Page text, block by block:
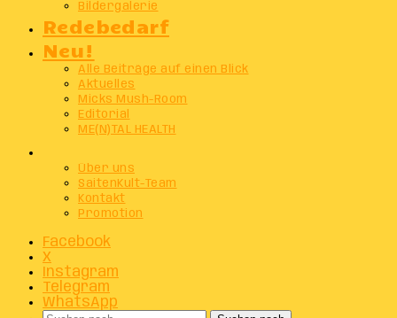
Bildergalerie
Redebedarf
Neu!
Alle Beiträge auf einen Blick
Aktuelles
Micks Mush-Room
Editorial
ME(N)TAL HEALTH
Über uns
SaitenKult-Team
Kontakt
Promotion
Facebook
X
Instagram
Telegram
WhatsApp